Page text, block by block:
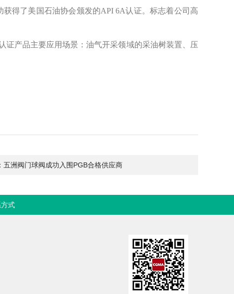
得了美国石油协会颁发的API 6A认证。标志着公司高
证产品主要应用场景：油气开采领域的采油树装置、压
五洲阀门球阀成功入围PGB合格供应商
式